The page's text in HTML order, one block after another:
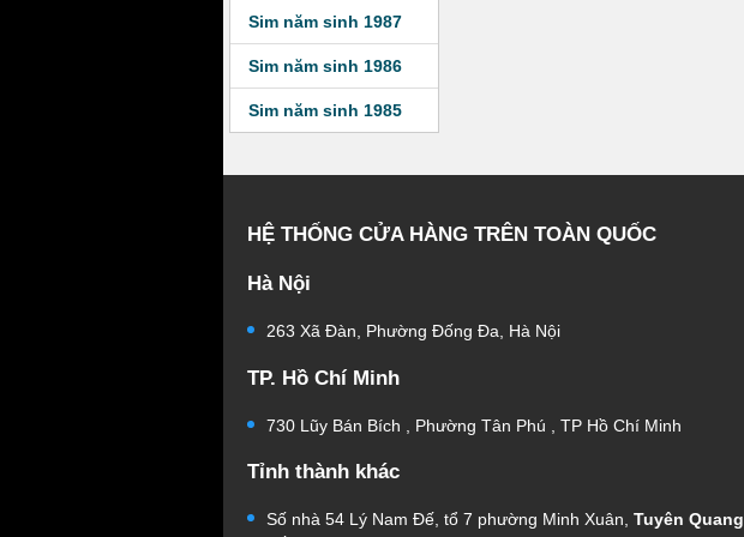
Sim năm sinh 1987
Sim năm sinh 1986
Sim năm sinh 1985
HỆ THỐNG CỬA HÀNG TRÊN TOÀN QUỐC
Hà Nội
263 Xã Đàn, Phường Đống Đa, Hà Nội
TP. Hồ Chí Minh
730 Lũy Bán Bích , Phường Tân Phú , TP Hồ Chí Minh
Tỉnh thành khác
Số nhà 54 Lý Nam Đế, tổ 7 phường Minh Xuân, Tuyên Quang